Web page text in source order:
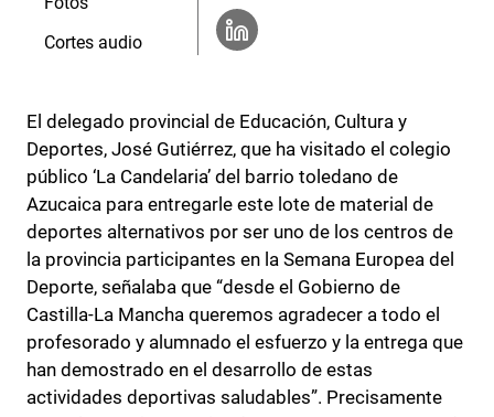
El delegado provincial de Educación, Cultura y
Deportes, José Gutiérrez, que ha visitado el colegio
público ‘La Candelaria’ del barrio toledano de
Azucaica para entregarle este lote de material de
deportes alternativos por ser uno de los centros de
la provincia participantes en la Semana Europea del
Deporte, señalaba que “desde el Gobierno de
Castilla-La Mancha queremos agradecer a todo el
profesorado y alumnado el esfuerzo y la entrega que
han demostrado en el desarrollo de estas
actividades deportivas saludables”. Precisamente
Cortes audio